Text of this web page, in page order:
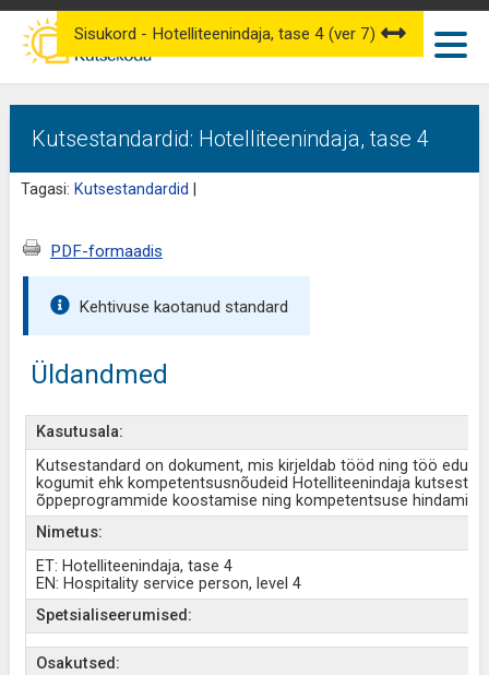
Kutsestandardid: Hotelliteenindaja, tase 4
Tagasi: Kutsestandardid
Sisukord - Hotelliteenindaja, tase 4 (ver 7)
PDF-formaadis
Kehtivuse kaotanud standard
Üldandmed
Kasutusala:
Kutsestandard on dokument, mis kirjeldab tööd ning töö
kogumit ehk kompetentsusnõudeid Hotelliteenindaja
õppeprogrammide koostamise ning kompetentsuse hindamise
Nimetus:
ET: Hotelliteenindaja, tase 4
EN: Hospitality service person, level 4
Spetsialiseerumised:
Osakutsed: